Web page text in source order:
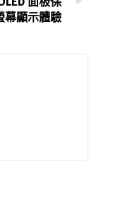
幕顯示體驗